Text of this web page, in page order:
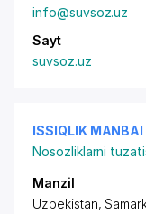
info@suvsoz.uz
Sayt
suvsoz.uz
ISSIQLIK
Nosozliklarni
Manzil
Uzbekistan,